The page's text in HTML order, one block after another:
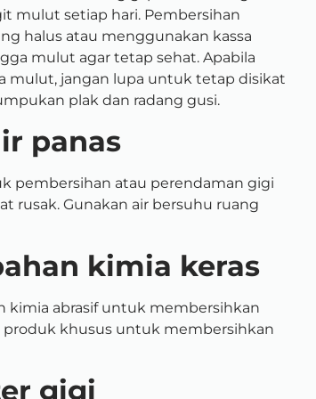
mulut setiap hari. Pembersihan
halus atau menggunakan kassa
mulut agar tetap sehat. Apabila
mulut, jangan lupa untuk tetap disikat
plak dan radang gusi.
panas
pembersihan atau perendaman gigi
rusak. Gunakan air bersuhu ruang
kimia keras
kimia abrasif untuk membersihkan
produk khusus untuk membersihkan
gigi